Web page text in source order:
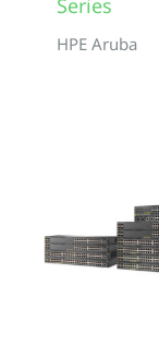
Series
HPE Aruba